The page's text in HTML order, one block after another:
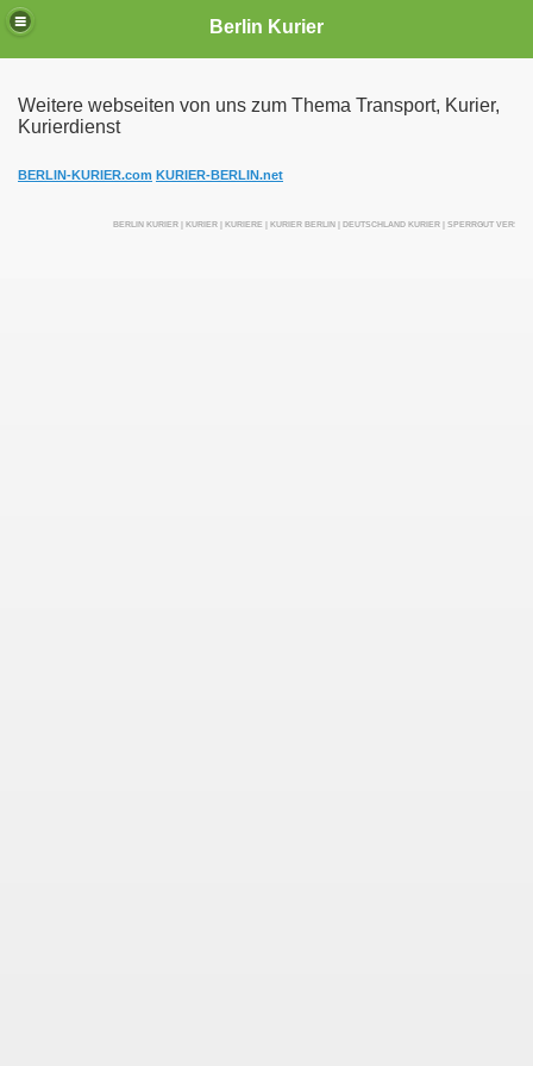
Berlin Kurier
Weitere webseiten von uns zum Thema Transport, Kurier,
Kurierdienst
BERLIN-KURIER.com KURIER-BERLIN.net
BERLIN KURIER | KURIER | KURIERE | KURIER BERLIN | DEUTSCHLAND KURIER | SPERRGUT